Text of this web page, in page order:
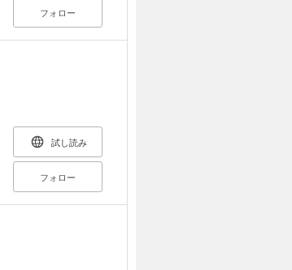
フォロー
試し読み
フォロー